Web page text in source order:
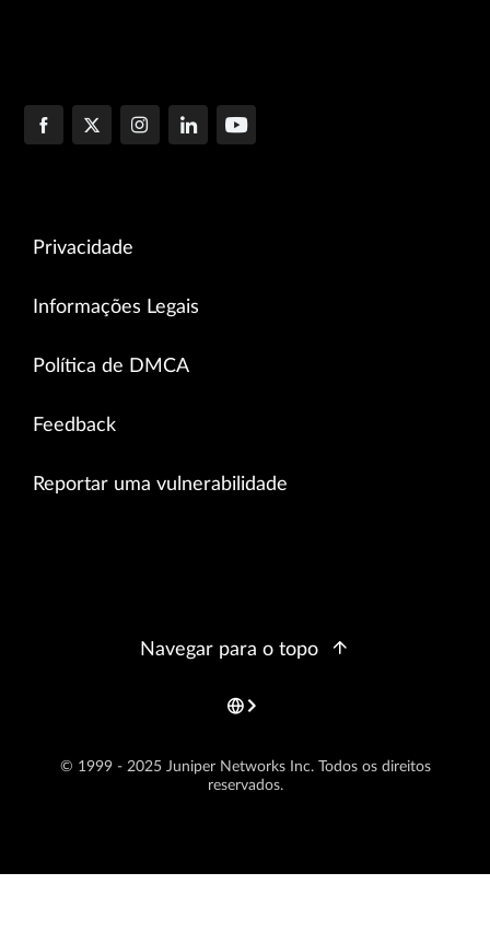
Privacidade
Informações Legais
Política de DMCA
Feedback
Reportar uma vulnerabilidade
© 1999 - 2025 Juniper Networks Inc. Todos os direitos
reservados.
Navegar para o topo